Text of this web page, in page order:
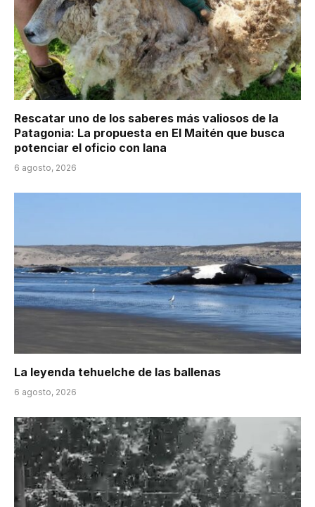
Rescatar uno de los saberes más valiosos de la
Patagonia: La propuesta en El Maitén que busca
potenciar el oficio con lana
6 agosto, 2026
La leyenda tehuelche de las ballenas
6 agosto, 2026